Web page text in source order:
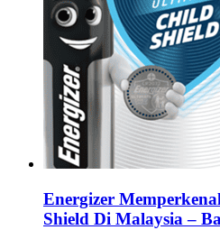
Energizer
Shield Di Malaysia –